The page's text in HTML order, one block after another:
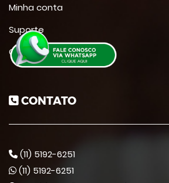
Minha conta
Suporte
Contato
CONTATO
(11) 5192-6251
(11) 5192-6251